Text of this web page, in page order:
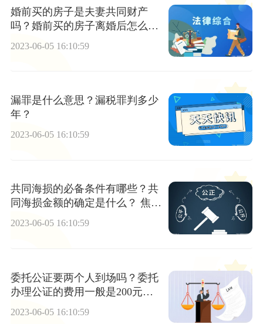
婚前买的房子是夫妻共同财产
吗？婚前买的房子离婚后怎么分
2023-06-05 16:10:59
漏罪是什么意思？漏税罪判多少
年？
2023-06-05 16:10:59
共同海损的必备条件有哪些？共
同海损金额的确定是什么？ 焦点
滚动
2023-06-05 16:10:59
委托公证要两个人到场吗？委托
办理公证的费用一般是200元左
2023-06-05 16:10:59